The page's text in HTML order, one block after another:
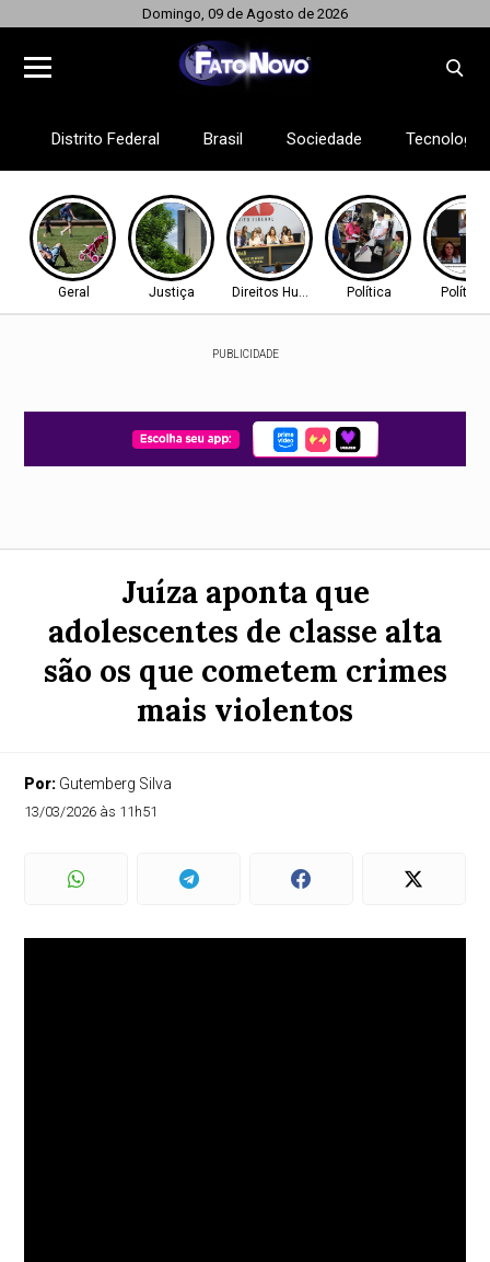
Domingo, 09 de Agosto de 2026
Distrito Federal Brasil Sociedade Tecnologia
Geral Justiça Direitos Humanos Política
PUBLICIDADE
Juíza aponta que
adolescentes de classe alta
são os que cometem crimes
mais violentos
Por: Gutemberg Silva
13/03/2026 às 11h51